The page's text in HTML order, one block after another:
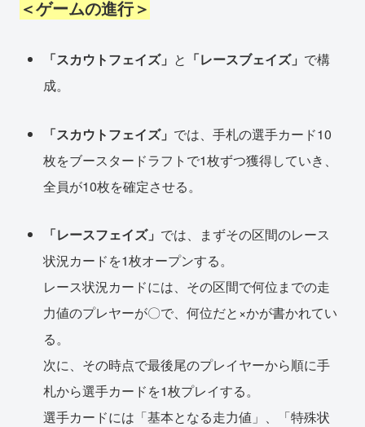
＜ゲームの進行＞
「スカウトフェイズ」 と 「レースブェイズ」 で構
成。
「スカウトフェイズ」 では、手札の選手カード10
枚をブースタードラフトで1枚ずつ獲得していき、
全員が10枚を確定させる。
「レースフェイズ」 では、まずその区間のレース
状況カードを1枚オープンする。
レース状況カードには、その区間で何位までの走
力値のプレヤーが〇で、何位だと×かが書かれてい
る。
次に、その時点で最後尾のプレイヤーから順に手
札から選手カードを1枚プレイする。
選手カードには「基本となる走力値」、「特殊状